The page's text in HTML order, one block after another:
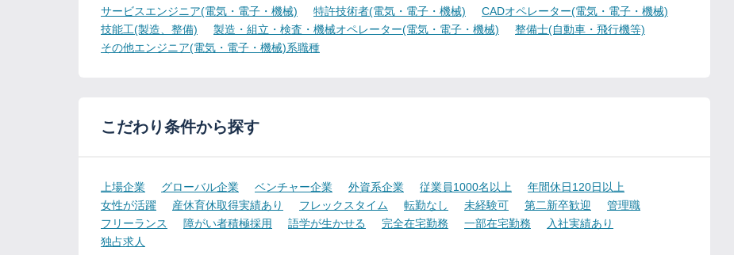
サービスエンジニア(電気・電子・機械)
特許技術者(電気・電子・機械)
CADオペレーター(電気・電子・機械)
技能工(製造、整備)
製造・組立・検査・機械オペレーター(電気・電子・機械)
整備士(自動車・飛行機等)
その他エンジニア(電気・電子・機械)系職種
こだわり条件から探す
上場企業 グローバル企業 ベンチャー企業 外資系企業 従業員1000名以上
年間休日120日以上
女性が活躍
産休育休取得実績あり フレックスタイム 転勤なし 未経験可 第二新卒歓迎
管理職
フリーランス
障がい者積極採用 語学が生かせる 完全在宅勤務 一部在宅勤務
入社実績あり
独占求人